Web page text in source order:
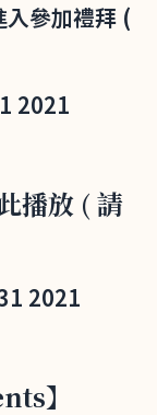
參加禮拜 (
2021
播放 ( 請
2021
】